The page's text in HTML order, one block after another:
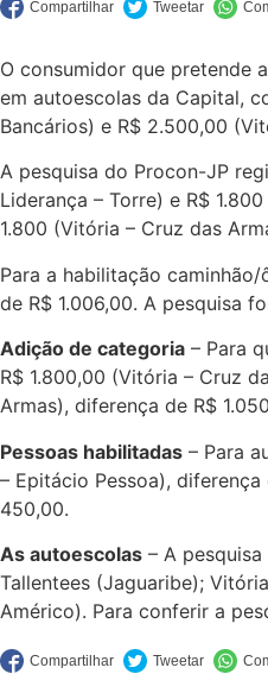
O consumidor que pretende
em autoescolas da Capital,
Bancários) e R$ 2.500,00
A pesquisa do Procon-JP
Liderança – Torre) e R$
1.800 (Vitória – Cruz das
Para a habilitação
de R$ 1.006,00. A pesquisa
Adição de categoria – Para
R$ 1.800,00 (Vitória – Cruz
Armas), diferença de R$
Pessoas habilitadas – Para
– Epitácio Pessoa),
450,00.
As autoescolas – A
Tallentees (Jaguaribe);
Américo). Para conferir a